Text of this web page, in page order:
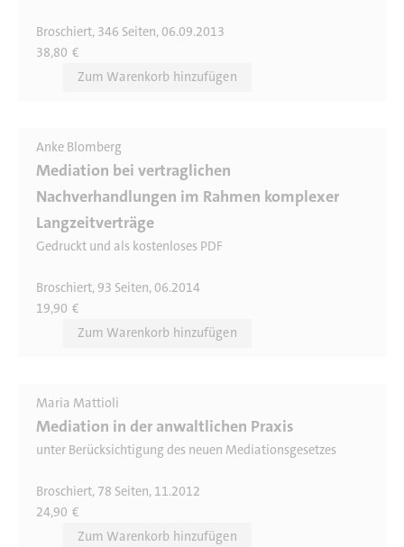
Broschiert, 346 Seiten, 06.09.2013
38,80 €
Anke Blomberg
Mediation bei vertraglichen
Nachverhandlungen im Rahmen komplexer
Langzeitverträge
Gedruckt und als kostenloses PDF
Broschiert, 93 Seiten, 06.2014
19,90 €
Maria Mattioli
Mediation in der anwaltlichen Praxis
unter Berücksichtigung des neuen Mediationsgesetzes
Broschiert, 78 Seiten, 11.2012
24,90 €